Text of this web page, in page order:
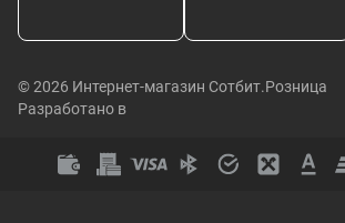
© 2026 Интернет-магазин Сотбит.Розница
Разработано в